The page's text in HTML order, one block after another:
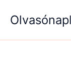
e
a
é
g
é
g